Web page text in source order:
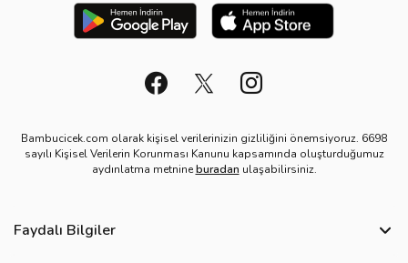
Bambucicek.com olarak kişisel verilerinizin gizliliğini önemsiyoruz. 6698
sayılı Kişisel Verilerin Korunması Kanunu kapsamında oluşturduğumuz
aydınlatma metnineburadan ulaşabilirsiniz.
Faydalı Bilgiler